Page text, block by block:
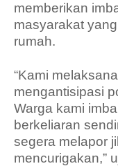
memberikan
masyarakat
rumah.
“Kami
mengantisipasi
Warga kami
berkeliaran
segera melapor
mencurigakan,”